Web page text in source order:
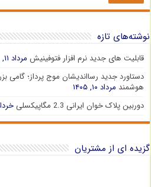
نوشته‌های تازه
قابلیت های جدید نرم افزار فتوفینیش مرداد ۱۱, ۱۴۰۵
دستاورد جدید رسااندیشان موج پرداز؛ گامی
هوشمند مرداد ۱۰, ۱۴۰۵
دوربین پلاک خوان ایرانی 2.3 مگاپیکسلی
خرداد ۱۰,
گزیده ای از مشتریان